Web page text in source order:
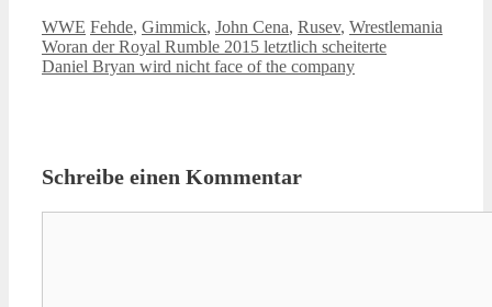
Kategorien
WWE Schlagwörter
Fehde, Gimmick, John Cena, Rusev, Wrestlemania
Woran der Royal Rumble 2015 letztlich scheiterte
Daniel Bryan wird nicht face of the company
Schreibe einen Kommentar